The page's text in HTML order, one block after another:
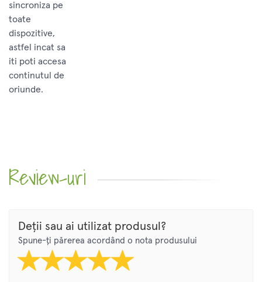
sincroniza pe
toate
dispozitive,
astfel incat sa
iti poti accesa
continutul de
oriunde.
Review-uri
Deții sau ai utilizat produsul?
Spune-ți părerea acordând o nota produsului